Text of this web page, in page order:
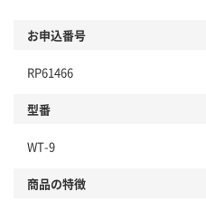
お申込番号
RP61466
型番
WT-9
商品の特徴